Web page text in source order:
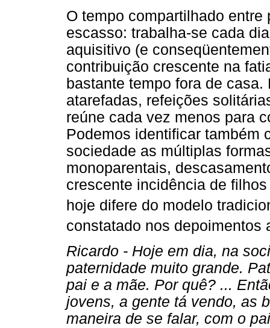
O tempo compartilhado
escasso: trabalha-se cada
aquisitivo (e
contribuição crescente na
bastante tempo fora de
atarefadas, refeições
reúne cada vez menos para
Podemos identificar também
sociedade as múltiplas
monoparentais,
crescente incidência de
hoje difere do modelo
constatado nos depoimentos
Ricardo - Hoje em dia, na
paternidade muito grande.
pai e a mãe. Por quê? ...
jovens, a gente tá vendo, as
maneira de se falar, com o